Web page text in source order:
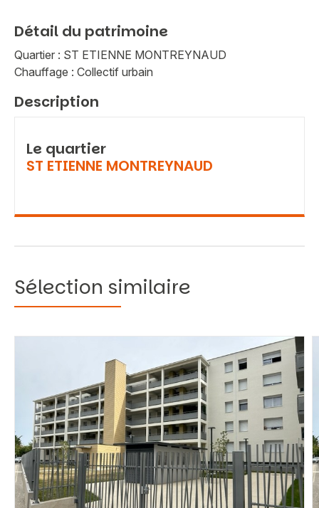
Détail du patrimoine
Quartier : ST ETIENNE MONTREYNAUD
Chauffage : Collectif urbain
Description
Le quartier
ST ETIENNE MONTREYNAUD
Sélection similaire